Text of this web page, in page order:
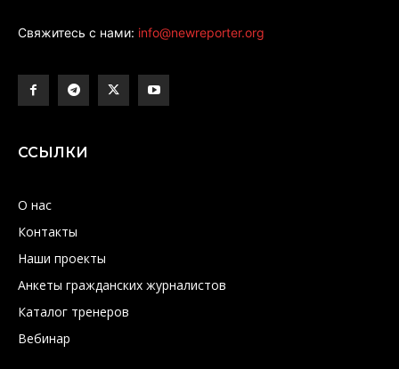
Свяжитесь с нами: info@newreporter.org
ССЫЛКИ
О нас
Контакты
Наши проекты
Анкеты гражданских журналистов
Каталог тренеров
Вебинар